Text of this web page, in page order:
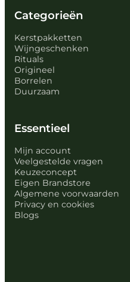
Categorieën
Kerstpakketten
Wijngeschenken
Rituals
Origineel
Borrelen
Duurzaam
Essentieel
Mijn account
Veelgestelde vragen
Keuzeconcept
Eigen Brandstore
Algemene voorwaarden
Privacy en cookies
Blogs